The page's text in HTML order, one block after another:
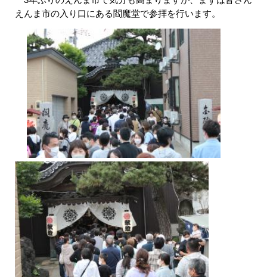
えんま市の入り口にある閻魔堂で参拝を行います。​